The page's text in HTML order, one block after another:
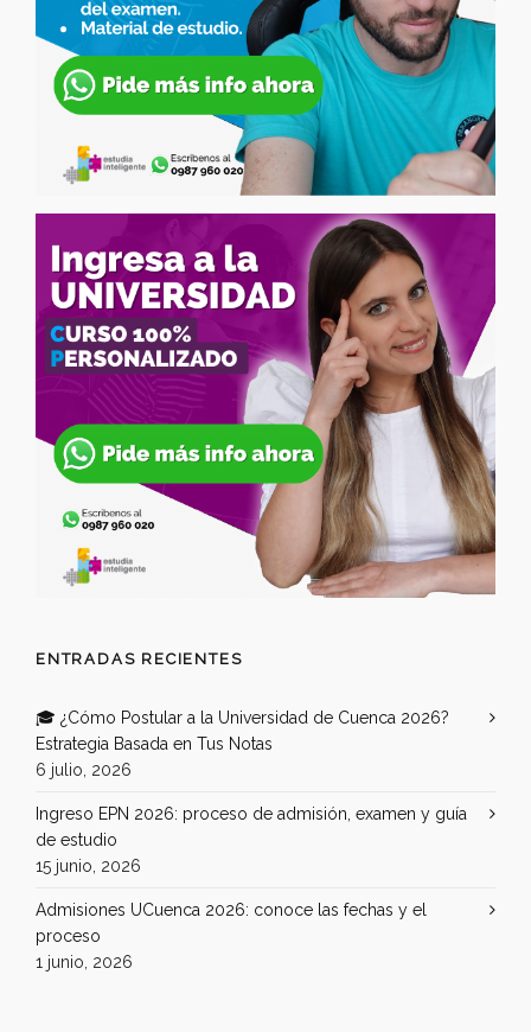
ENTRADAS RECIENTES
🎓 ¿Cómo Postular a la Universidad de Cuenca 2026?
Estrategia Basada en Tus Notas
6 julio, 2026
Ingreso EPN 2026: proceso de admisión, examen y guía
de estudio
15 junio, 2026
Admisiones UCuenca 2026: conoce las fechas y el
proceso
1 junio, 2026